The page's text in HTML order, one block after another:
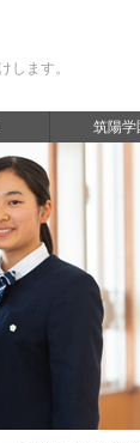
します。
筑陽学